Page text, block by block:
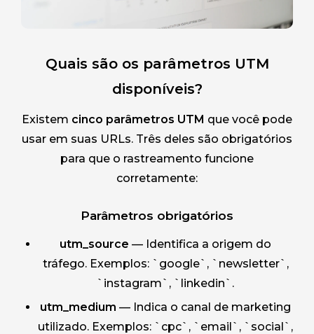
Quais são os parâmetros UTM
disponíveis?
Existem cinco parâmetros UTM que você pode
usar em suas URLs. Três deles são obrigatórios
para que o rastreamento funcione
corretamente:
Parâmetros obrigatórios
utm_source — Identifica a origem do
tráfego. Exemplos: `google`, `newsletter`,
`instagram`, `linkedin`.
utm_medium — Indica o canal de marketing
utilizado. Exemplos: `cpc`, `email`, `social`,